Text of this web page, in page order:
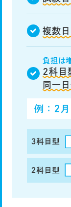
複数日
負担は
2科目
同一